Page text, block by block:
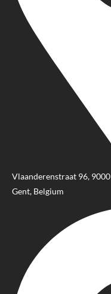
Vlaanderenstraat 96, 9000
Gent, Belgium